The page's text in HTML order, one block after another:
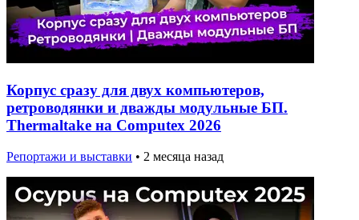
Корпус сразу для двух компьютеров,
ретроводянки и дважды модульные БП.
Thermaltake на Computex 2026
Репортажи и выставки • 2 месяца назад